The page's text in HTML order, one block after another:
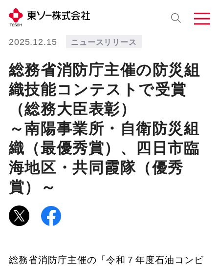
2025.12.15 ニュースリリース
総務省消防庁主催の防災組
織技能コンテストで受賞
（総務大臣表彰）
～南陽事業所・自衛防災組
織（最優秀賞）、四日市臨
海地区・共同霞隊（優秀
賞）～
総務省消防庁主催の「令和７年度石油コンビ